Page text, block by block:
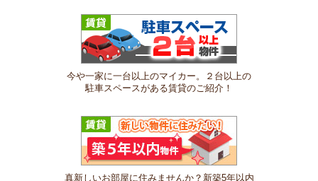
今や一家に一台以上のマイカー。２台以上の
駐車スペースがある賃貸のご紹介！
真新しいお部屋に住みませんか？新築5年以内